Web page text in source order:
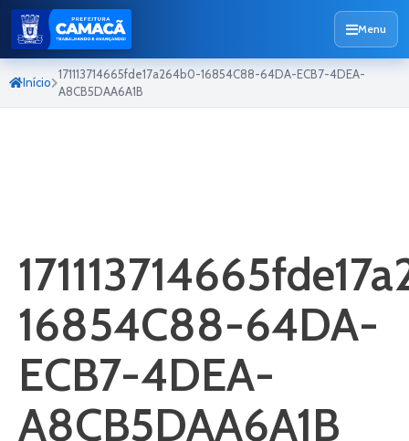
Menu
Início
171113714665fde17a264b0-16854C88-64DA-ECB7-4DEA-
A8CB5DAA6A1B
16854C88-64DA-
ECB7-4DEA-
A8CB5DAA6A1B